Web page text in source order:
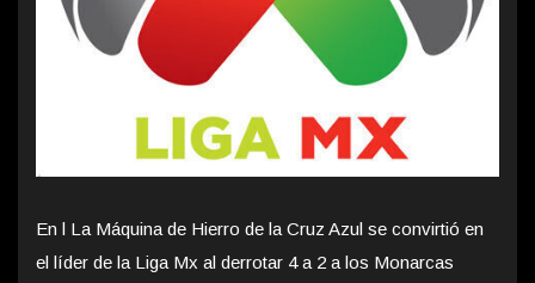
En l La Máquina de Hierro de la Cruz Azul se convirtió en
el líder de la Liga Mx al derrotar 4 a 2 a los Monarcas